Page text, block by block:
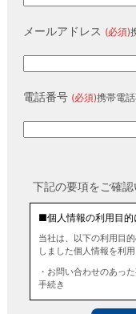
メールアドレス (必須)
電話番号 (必須)携帯電
下記の要項をご確認
■個人情報の利用目的
当社は、以下の利用目
しました個人情報を利用
・お問い合わせのあっ
手続き